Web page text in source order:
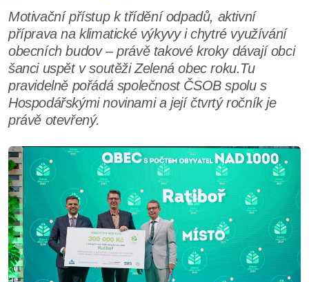
Motivační přístup k třídění odpadů, aktivní
příprava na klimatické výkyvy i chytré využívání
obecních budov – právě takové kroky dávají obci
šanci uspět v soutěži Zelená obec roku.Tu
pravidelně pořádá společnost ČSOB spolu s
Hospodářskými novinami a její čtvrtý ročník je
právě otevřený.